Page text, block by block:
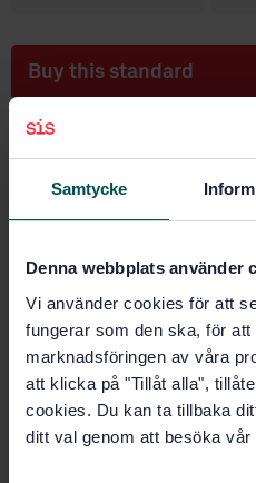
Samtycke
Denna webbplats använder
Vi använder cookies för att
fungerar som den ska, för
marknadsföringen av våra
att klicka på "Tillåt alla",
cookies. Du kan ta tillbaka
ditt val genom att besöka vår
Buy this standard
STANDARD
SWEDISH STANDARD· SS-EN
Rubber hoses and hose
Subscribe
PDF